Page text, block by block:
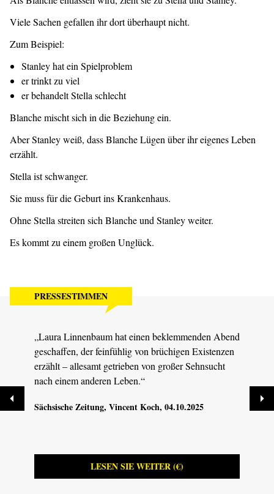
Viele Sachen gefallen ihr dort überhaupt nicht.
Zum Beispiel:
Stanley hat ein Spielproblem
er trinkt zu viel
er behandelt Stella schlecht
Blanche mischt sich in die Beziehung ein.
Aber Stanley weiß, dass Blanche Lügen über ihr eigenes Leben
erzählt.
Stella ist schwanger.
Sie muss für die Geburt ins Krankenhaus.
Ohne Stella streiten sich Blanche und Stanley weiter.
Es kommt zu einem großen Unglück.
PRESSESTIMMEN
„Laura Linnenbaum hat einen beklemmenden Abend
geschaffen, der feinfühlig von brüchigen Existenzen
erzählt – allesamt getrieben von großer Sehnsucht
nach einem anderen Leben.“
Sächsische Zeitung, Vincent Koch, 04.10.2025
LESEN SIE WEITER (€)